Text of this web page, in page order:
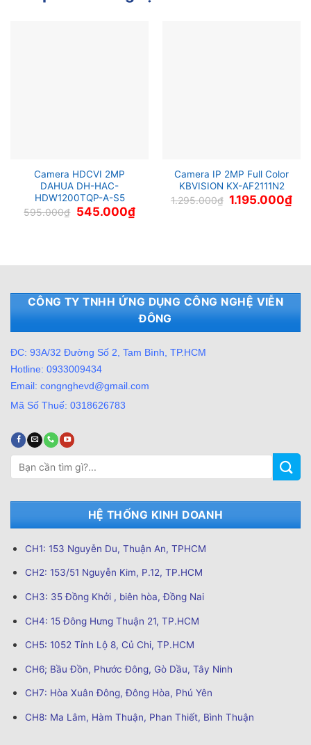
Camera HDCVI 2MP
DAHUA DH-HAC-
HDW1200TQP-A-S5
595.000₫ Giá
gốc
545.000₫Giá
hiện
Camera IP 2MP Full Color
KBVISION KX-AF2111N2
1.295.000₫ Giá
gốc
1.195.000₫Giá
CÔNG TY TNHH ỨNG DỤNG CÔNG NGHỆ VIỄN
ĐÔNG
ĐC: 93A/32 Đường Số 2, Tam Bình, TP.HCM
Hotline: 0933009434
Email: congnghevd@gmail.com
Mã Số Thuế: 0318626783
Tìm
kiếm:
HỆ THỐNG KINH DOANH
CH1: 153 Nguyễn Du, Thuận An, TPHCM
CH2: 153/51 Nguyễn Kim, P.12, TP.HCM
CH3: 35 Đồng Khởi , biên hòa, Đồng Nai
CH4: 15 Đông Hưng Thuận 21, TP.HCM
CH5: 1052 Tỉnh Lộ 8, Củ Chi, TP.HCM
CH6; Bầu Đồn, Phước Đông, Gò Dầu, Tây Ninh
CH7: Hòa Xuân Đông, Đông Hòa, Phú Yên
CH8: Ma Lâm, Hàm Thuận, Phan Thiết, Bình Thuận